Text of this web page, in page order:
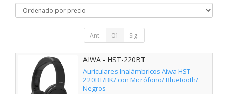
Ant. 01 Sig.
AIWA - HST-220BT
Auriculares Inalámbricos Aiwa HST-
220BT/BK/ con Micrófono/ Bluetooth/
Negros